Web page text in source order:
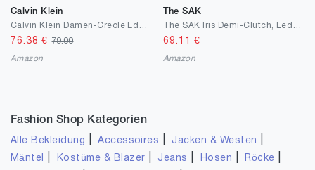
Calvin Klein
76.38 €79.00
Amazon
The SAK
69.11 €
Amazon
Fashion Shop Kategorien
Alle Bekleidung |Accessoires Jacken & Westen
Mäntel Kostüme & Blazer Jeans Hosen Röcke